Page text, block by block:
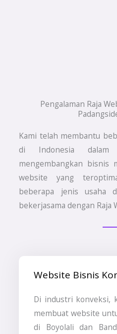
Pengalaman Raja
Kami telah membantu
di Indonesia dalam
mengembangkan bisnis
website yang
beberapa jenis usaha
bekerjasama dengan Raja
Website Bisnis
Di industri konveksi,
membuat website
di Boyolali dan